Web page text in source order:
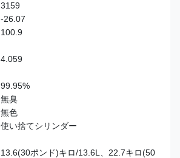
3159
-26.07
100.9
4.059
99.95%
無臭
無色
使い捨てシリンダー
13.6(30ポンド)キロ/13.6L、22.7キロ(50